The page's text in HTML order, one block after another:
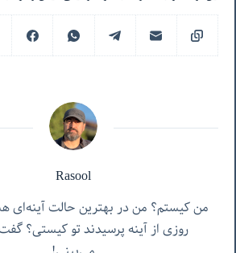
Rasool
من کیستم؟ من در بهترین حالت آینه‌ای
روزی از آینه پرسیدند تو کیستی؟